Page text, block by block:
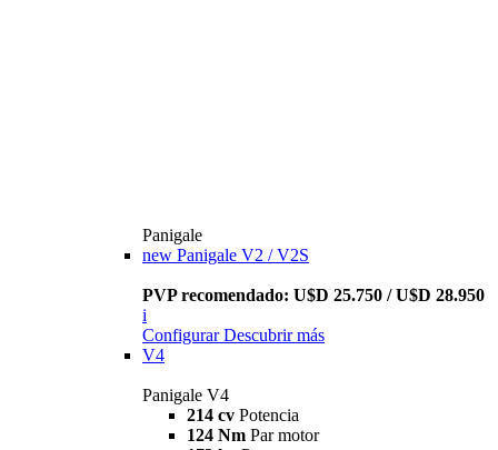
Panigale
new Panigale V2 / V2S
PVP recomendado: U$D 25.750 / U$D 28.950
i
Configurar Descubrir más
V4
Panigale V4
214 cv Potencia
124 Nm Par motor